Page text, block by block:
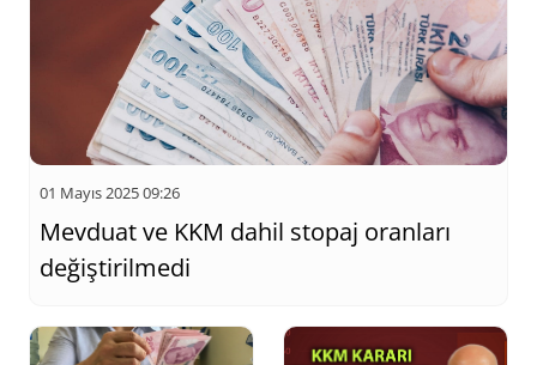
01 Mayıs 2025 09:26
Mevduat ve KKM dahil stopaj oranları
değiştirilmedi